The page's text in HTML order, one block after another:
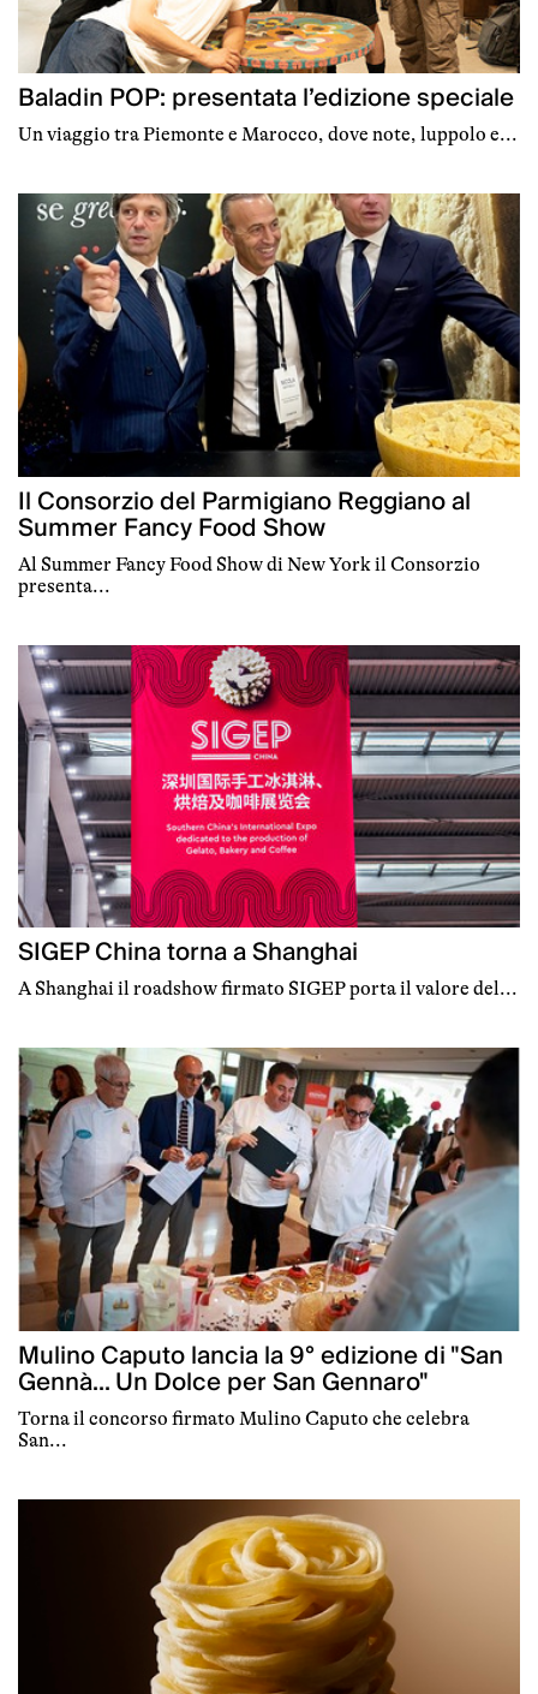
Baladin POP: presentata l’edizione speciale
Un viaggio tra Piemonte e Marocco, dove note, luppolo e...
Il Consorzio del Parmigiano Reggiano al
Summer Fancy Food Show
Al Summer Fancy Food Show di New York il Consorzio
presenta...
SIGEP China torna a Shanghai
A Shanghai il roadshow firmato SIGEP porta il valore del...
Mulino Caputo lancia la 9° edizione di "San
Gennà... Un Dolce per San Gennaro"
Torna il concorso firmato Mulino Caputo che celebra
San...